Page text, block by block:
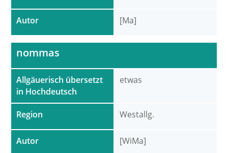
Autor [Ma]
Allgäuerisch übersetzt
in Hochdeutsch
Region
Autor
nommas
etwas
Westallg.
[WiMa]